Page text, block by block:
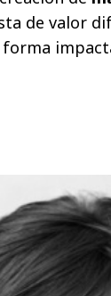
de valor